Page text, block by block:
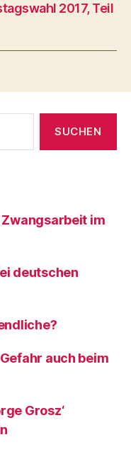
2017, Teil
im
deutschen
auch beim
Grosz‘